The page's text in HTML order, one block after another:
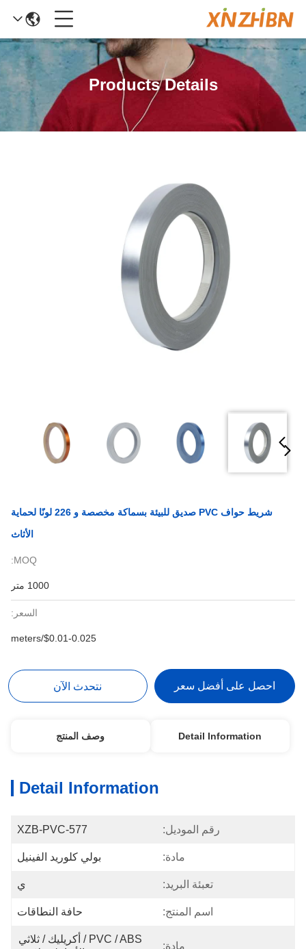
Products Details
شريط حواف PVC صديق للبيئة بسماكة مخصصة و 226 لونًا لحماية
الأثاث
MOQ:
1000 متر
السعر:
$0.01-0.025/meters
احصل على أفضل سعر نتحدث الآن
Detail Information وصف المنتج
Detail Information
رقم الموديل: XZB-PVC-577
مادة: بولي كلوريد الفينيل
تعبئة البريد: ي
اسم المنتج: حافة النطاقات
مادة: